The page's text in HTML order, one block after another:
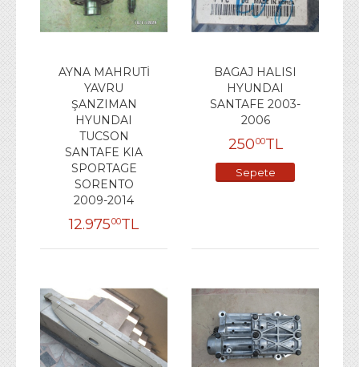
AYNA MAHRUTİ
YAVRU
ŞANZIMAN
HYUNDAI
TUCSON
SANTAFE KIA
SPORTAGE
SORENTO
2009-2014
12.97500TL
BAGAJ HALISI
HYUNDAI
SANTAFE 2003-
2006
25000TL
Sepete